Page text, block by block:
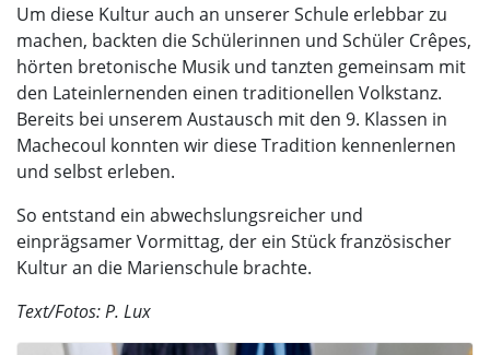
Um diese Kultur auch an unserer Schule erlebbar zu
machen, backten die Schülerinnen und Schüler Crêpes,
hörten bretonische Musik und tanzten gemeinsam mit
den Lateinlernenden einen traditionellen Volkstanz.
Bereits bei unserem Austausch mit den 9. Klassen in
Machecoul konnten wir diese Tradition kennenlernen
und selbst erleben.
So entstand ein abwechslungsreicher und
einprägsamer Vormittag, der ein Stück französischer
Kultur an die Marienschule brachte.
Text/Fotos: P. Lux